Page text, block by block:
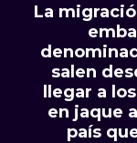
La
salen
llegar a
en jaque
país